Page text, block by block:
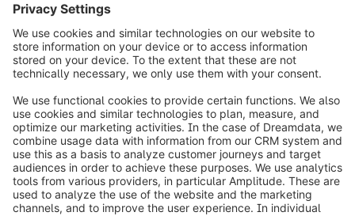
Multicanale/Omnicanale
Migrazioni shop
Formazione Shopware
Assistenza tecnica
info@shopware.com